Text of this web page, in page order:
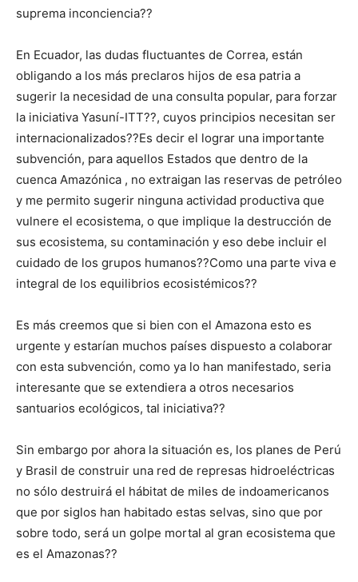
suprema inconciencia??
En Ecuador, las dudas fluctuantes de Correa, están
obligando a los más preclaros hijos de esa patria a
sugerir la necesidad de una consulta popular, para forzar
la iniciativa Yasuní-ITT??, cuyos principios necesitan ser
internacionalizados??Es decir el lograr una importante
subvención, para aquellos Estados que dentro de la
cuenca Amazónica , no extraigan las reservas de petróleo
y me permito sugerir ninguna actividad productiva que
vulnere el ecosistema, o que implique la destrucción de
sus ecosistema, su contaminación y eso debe incluir el
cuidado de los grupos humanos??Como una parte viva e
integral de los equilibrios ecosistémicos??
Es más creemos que si bien con el Amazona esto es
urgente y estarían muchos países dispuesto a colaborar
con esta subvención, como ya lo han manifestado, seria
interesante que se extendiera a otros necesarios
santuarios ecológicos, tal iniciativa??
Sin embargo por ahora la situación es, los planes de Perú
y Brasil de construir una red de represas hidroeléctricas
no sólo destruirá el hábitat de miles de indoamericanos
que por siglos han habitado estas selvas, sino que por
sobre todo, será un golpe mortal al gran ecosistema que
es el Amazonas??